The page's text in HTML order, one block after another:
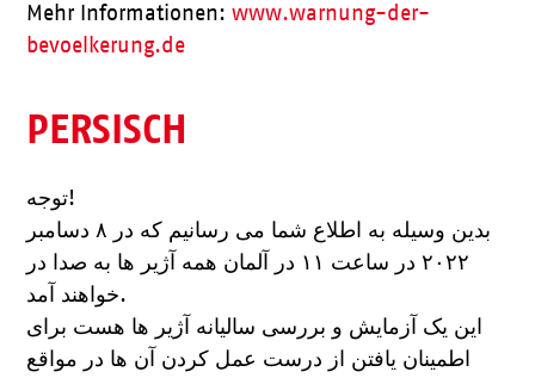
Mehr Informationen:www.warnung-der-
bevoelkerung.de
PERSISCH
توجه!
بدین وسیله به اطلاع شما می رسانیم که در ۸ دسامبر
۲۰۲۲ در ساعت ۱۱ در آلمان همه آژیر ها به صدا در
خواهند آمد.
این یک آزمایش و بررسی سالیانه آژیر ها هست برای
اطمینان یافتن از درست عمل کردن آن ها در مواقع